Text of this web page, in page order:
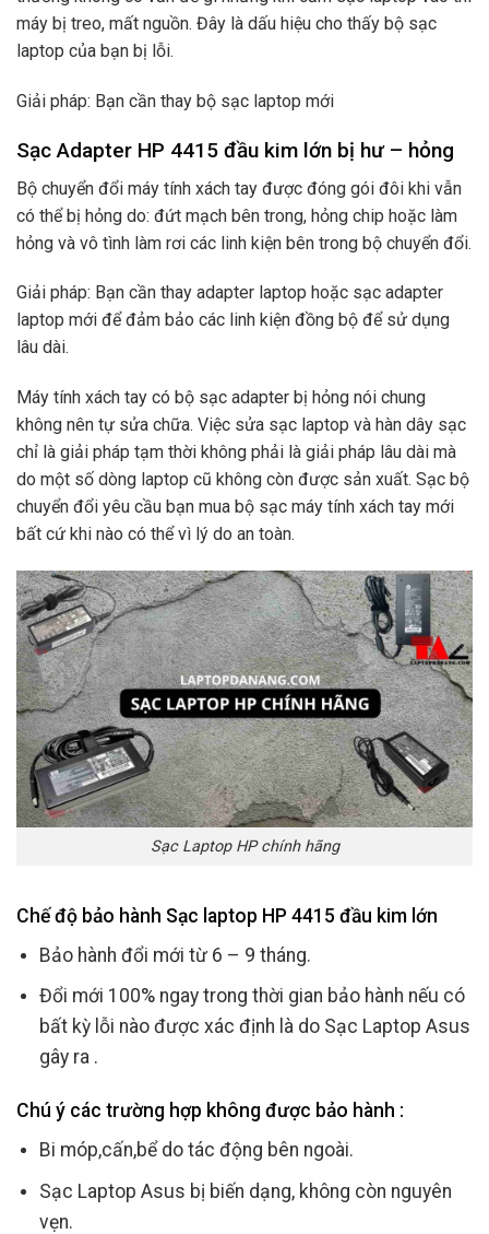
máy bị treo, mất nguồn. Đây là dấu hiệu cho thấy bộ sạc
laptop của bạn bị lỗi.
Giải pháp: Bạn cần thay bộ sạc laptop mới
Sạc Adapter HP 4415 đầu kim lớn bị hư – hỏng
Bộ chuyển đổi máy tính xách tay được đóng gói đôi khi vẫn
có thể bị hỏng do: đứt mạch bên trong, hỏng chip hoặc làm
hỏng và vô tình làm rơi các linh kiện bên trong bộ chuyển đổi.
Giải pháp: Bạn cần thay adapter laptop hoặc sạc adapter
laptop mới để đảm bảo các linh kiện đồng bộ để sử dụng
lâu dài.
Máy tính xách tay có bộ sạc adapter bị hỏng nói chung
không nên tự sửa chữa. Việc sửa sạc laptop và hàn dây sạc
chỉ là giải pháp tạm thời không phải là giải pháp lâu dài mà
do một số dòng laptop cũ không còn được sản xuất. Sạc bộ
chuyển đổi yêu cầu bạn mua bộ sạc máy tính xách tay mới
bất cứ khi nào có thể vì lý do an toàn.
Sạc Laptop HP chính hãng
Chế độ bảo hành Sạc laptop HP 4415 đầu kim lớn
Bảo hành đổi mới từ 6 – 9 tháng.
Đổi mới 100% ngay trong thời gian bảo hành nếu có
bất kỳ lỗi nào được xác định là do Sạc Laptop Asus
gây ra .
Chú ý các trường hợp không được bảo hành :
Bi móp,cấn,bể do tác động bên ngoài.
Sạc Laptop Asus bị biến dạng, không còn nguyên
vẹn.